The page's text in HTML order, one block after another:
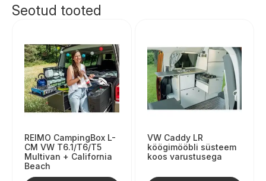
Seotud tooted
REIMO CampingBox L-
CM VW T6.1/T6/T5
Multivan + California
Beach
VW Caddy LR
köögimööbli süsteem
koos varustusega